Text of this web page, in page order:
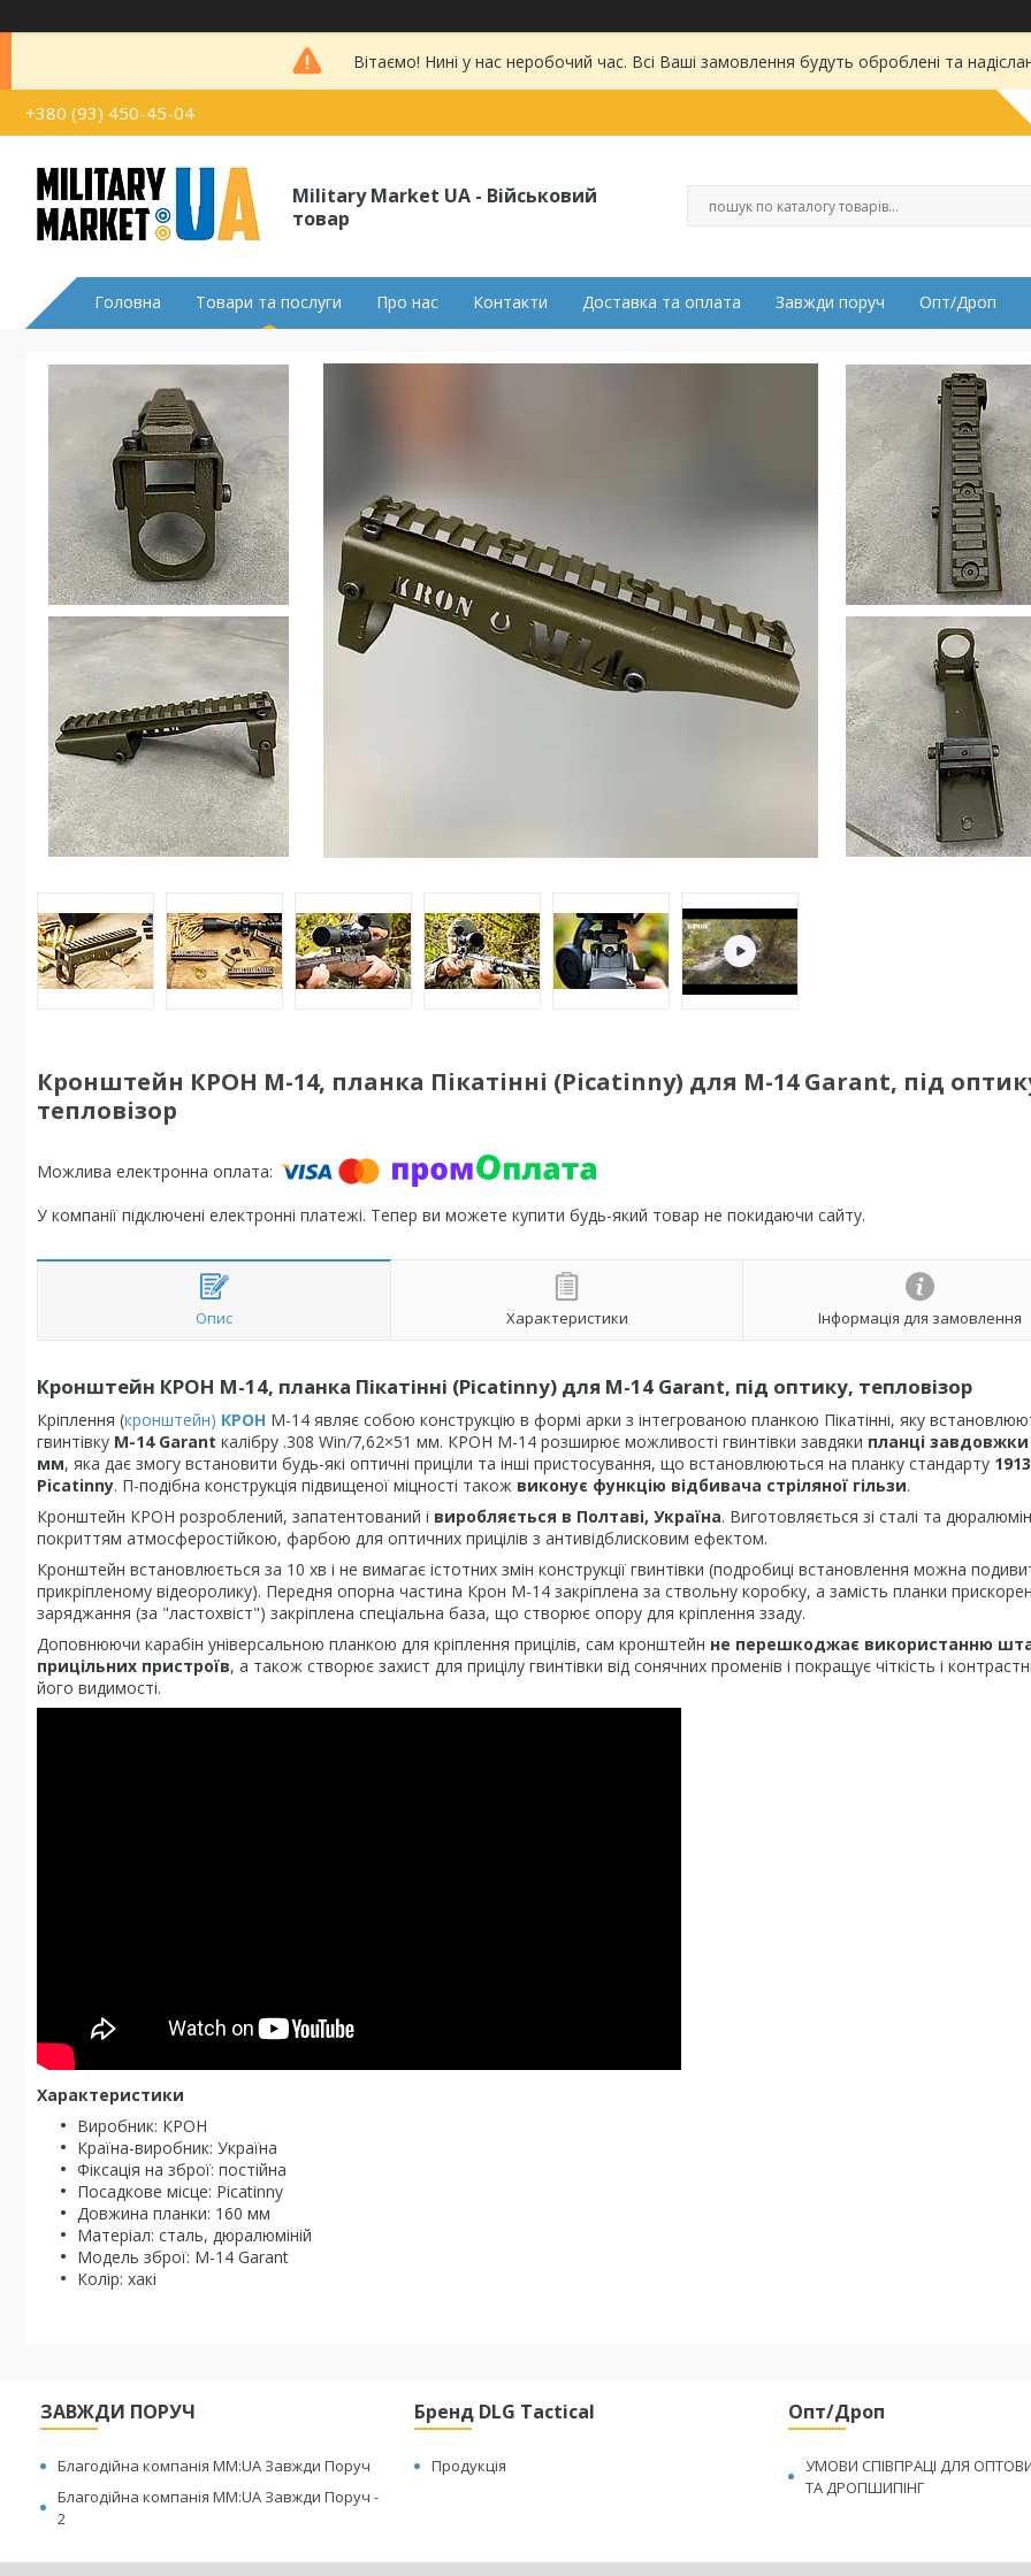
Вітаємо! Нині у нас неробочий час. Всі Ваші замовлення будуть оброблені та
+380 (93) 450-45-04
Military Market UA - Військовий
товар
Головна Товари та послуги Про нас Контакти Доставка та оплата Завжди поруч Опт/Дроп
Кронштейн КРОН М-14, планка Пікатінні (Picatinny) для М-14 Garant, під
тепловізор
У компанії підключені електронні платежі. Тепер ви можете купити будь-який товар не покидаючи сайту.
Опис Характеристики Інформація для замовлення
Кронштейн КРОН М-14, планка Пікатінні (Picatinny) для М-14 Garant, під оптику, тепловізор
Кріплення (кронштейн) КРОН М-14 являє собою конструкцію в формі арки з інтегрованою планкою Пікатінні, яку
гвинтівку М-14 Garant калібру .308 Win/7,62×51 мм. КРОН М-14 розширює можливості гвинтівки завдяки планці завдовжки
мм, яка дає змогу встановити будь-які оптичні приціли та інші пристосування, що встановлюються на планку стандарту 1913
Picatinny. П-подібна конструкція підвищеної міцності також виконує функцію відбивача стріляної гільзи.
Кронштейн КРОН розроблений, запатентований і виробляється в Полтаві, Україна. Виготовляється зі сталі та
покриттям атмосферостійкою, фарбою для оптичних прицілів з антивідблисковим ефектом.
Кронштейн встановлюється за 10 хв і не вимагає істотних змін конструкції гвинтівки (подробиці встановлення можна
прикріпленому відеоролику). Передня опорна частина Крон М-14 закріплена за ствольну коробку, а замість планки
заряджання (за "ластохвіст") закріплена спеціальна база, що створює опору для кріплення ззаду.
Доповнюючи карабін універсальною планкою для кріплення прицілів, сам кронштейн не перешкоджає використанню
прицільних пристроїв, а також створює захист для прицілу гвинтівки від сонячних променів і покращує чіткість і
його видимості.
Характеристики
Виробник: КРОН
Країна-виробник: Україна
Фіксація на зброї: постійна
Посадкове місце: Picatinny
Довжина планки: 160 мм
Матеріал: сталь, дюралюміній
Модель зброї: М-14 Garant
Колір: хакі
ЗАВЖДИ ПОРУЧ
Благодійна компанія MM:UA Завжди Поруч
Благодійна компанія MM:UA Завжди Поруч -
2
Бренд DLG Tactical
Продукція
Опт/Дроп
УМОВИ СПІВПРАЦІ ДЛЯ
ТА ДРОПШИПІНГ